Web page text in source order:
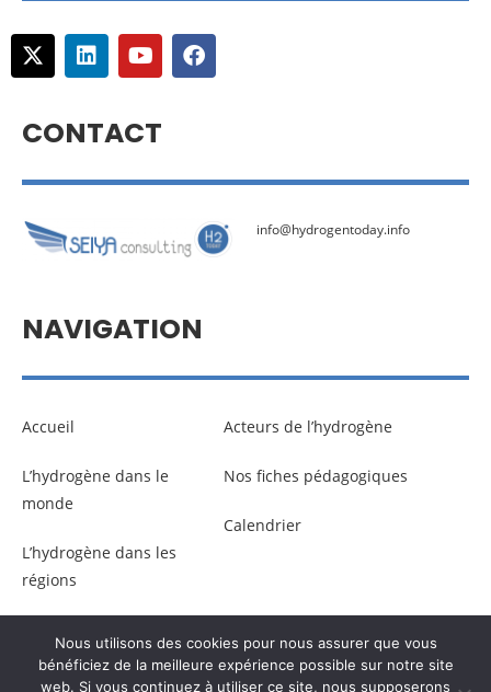
CONTACT
info@hydrogentoday.info
NAVIGATION
Accueil
L’hydrogène dans le
monde
L’hydrogène dans les
régions
Acteurs de l’hydrogène
Nos fiches pédagogiques
Calendrier
© Copyright –Communicaweb 2026
Nous utilisons des cookies pour nous assurer que vous
bénéficiez de la meilleure expérience possible sur notre site
web. Si vous continuez à utiliser ce site, nous supposerons